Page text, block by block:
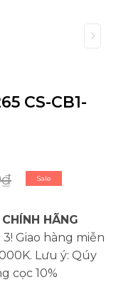
CS-CB1-
Sale
HÃNG
Giao hàng miễn
Lưu ý: Qúy
cọc 10%